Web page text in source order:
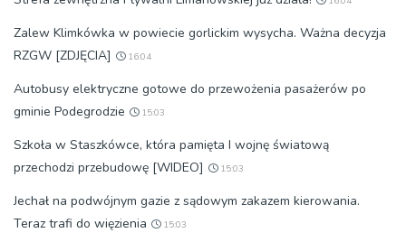
Zalew Klimkówka w powiecie gorlickim wysycha. Ważna decyzja
RZGW [ZDJĘCIA]
16:04
Autobusy elektryczne gotowe do przewożenia pasażerów po
gminie Podegrodzie
15:03
Szkoła w Staszkówce, która pamięta I wojnę światową
przechodzi przebudowę [WIDEO]
15:03
Jechał na podwójnym gazie z sądowym zakazem kierowania.
Teraz trafi do więzienia
15:03